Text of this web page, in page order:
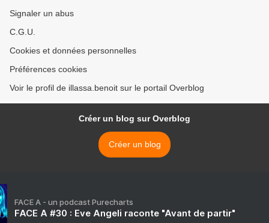
Signaler un abus
C.G.U.
Cookies et données personnelles
Préférences cookies
Voir le profil de illassa.benoit sur le portail Overblog
Créer un blog sur Overblog
Créer un blog
FACE A - un podcast Purecharts
FACE A #30 : Eve Angeli raconte "Avant de partir"